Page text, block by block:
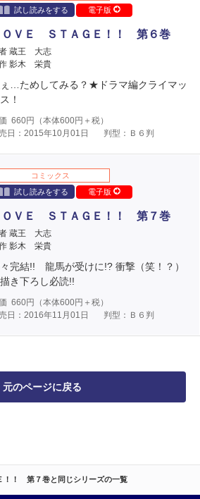
！！ 第７巻と同じシリーズの一覧
試し読みをする
電子版
ＯＶＥ ＳＴＡＧＥ！！ 第６巻
蔵王 大志
影木 栄貴
…ためしてみる？★ドラマ編クライマッ
！
660円（本体600円＋税）
日：2015年10月01日
判型：Ｂ６判
コミックス
試し読みをする
電子版
ＯＶＥ ＳＴＡＧＥ！！ 第７巻
蔵王 大志
影木 栄貴
完結!! 龍馬が受けに!? 衝撃（笑！？）
き下ろし必読!!
660円（本体600円＋税）
日：2016年11月01日
判型：Ｂ６判
元のページに戻る